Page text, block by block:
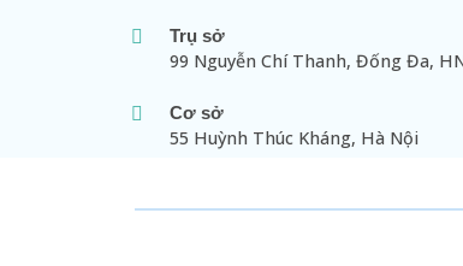
Trụ sở
99 Nguyễn Chí Thanh, Đống Đa,
Cơ sở
55 Huỳnh Thúc Kháng, Hà Nội